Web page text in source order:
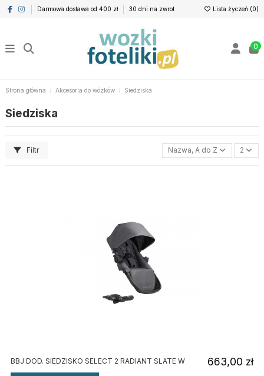
Darmowa dostawa od 400 zł 30 dni na zwrot Lista życzeń (0)
0
Strona główna Akcesoria do wózków Siedziska
Siedziska
Filtr Nazwa, A do Z 2
BBJ DOD. SIEDZISKO SELECT 2 RADIANT SLATE W 663,00 zł